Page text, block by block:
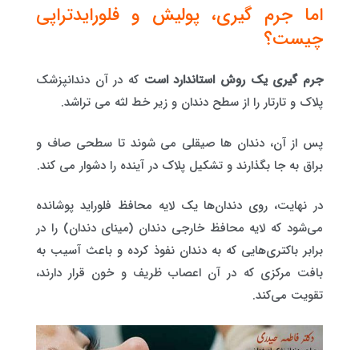
اما جرم گیری، پولیش و فلورایدتراپی
چیست؟
جرم گیری یک روش استاندارد است که در آن دندانپزشک
پلاک و تارتار را از سطح دندان و زیر خط لثه می تراشد.
پس از آن، دندان ها صیقلی می شوند تا سطحی صاف و
براق به جا بگذارند و تشکیل پلاک در آینده را دشوار می کند.
در نهایت، روی دندان‌ها یک لایه محافظ فلوراید پوشانده
می‌شود که لایه محافظ خارجی دندان (مینای دندان) را در
برابر باکتری‌هایی که به دندان نفوذ کرده و باعث آسیب به
بافت مرکزی که در آن اعصاب ظریف و خون قرار دارند،
تقویت می‌کند.